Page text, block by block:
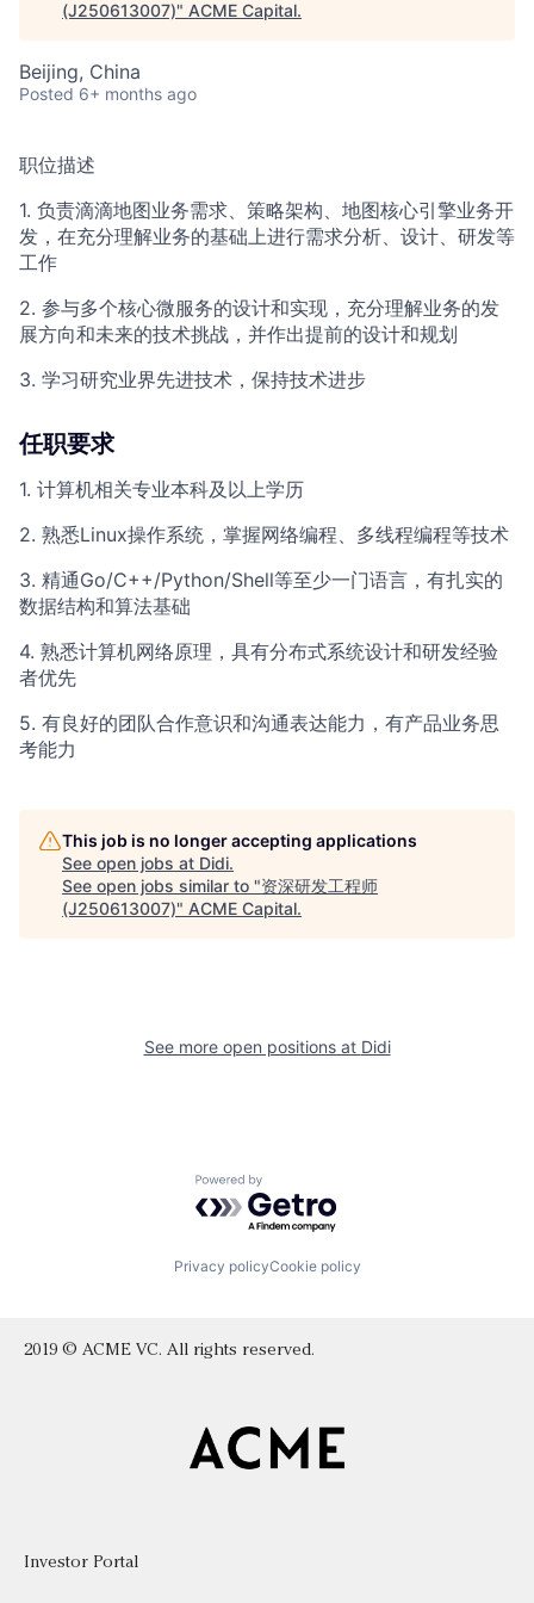
(J250613007)" ACME Capital.
Beijing, China
Posted 6+ months ago
职位描述
1. 负责滴滴地图业务需求、策略架构、地图核心引擎业务开
发，在充分理解业务的基础上进行需求分析、设计、研发等
工作
2. 参与多个核心微服务的设计和实现，充分理解业务的发
展方向和未来的技术挑战，并作出提前的设计和规划
3. 学习研究业界先进技术，保持技术进步
任职要求
1. 计算机相关专业本科及以上学历
2. 熟悉Linux操作系统，掌握网络编程、多线程编程等技术
3. 精通Go/C++/Python/Shell等至少一门语言，有扎实的
数据结构和算法基础
4. 熟悉计算机网络原理，具有分布式系统设计和研发经验
者优先
5. 有良好的团队合作意识和沟通表达能力，有产品业务思
考能力
This job is no longer accepting applications
See open jobs at Didi.
See open jobs similar to "资深研发工程师
(J250613007)" ACME Capital.
See more open positions at Didi
Powered by Getro.com
Privacy policyCookie policy
2019 © ACME VC. All rights reserved.
Investor Portal